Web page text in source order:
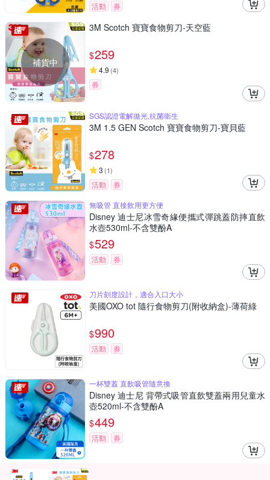
活動 券
補貨中
3M Scotch 寶寶食物剪刀-天空藍
$259
4.9 (4)
券
SGS認證電解拋光,抗菌衛生
3M 1.5 GEN Scotch 寶寶食物剪刀-寶貝藍
$278
3 (1)
活動
券
無吸管 直接飲用更方便
Disney 迪士尼冰雪奇緣便攜式彈跳蓋防摔直飲
水壺530ml-不含雙酚A
$529
活動 券
刀片刻度設計，適合入口大小
美國OXO tot 隨行食物剪刀(附收納盒)-薄荷綠
$990
活動 券
一杯雙蓋 直飲吸管隨意換
Disney 迪士尼 背帶式吸管直飲雙蓋兩用兒童水
壺520ml-不含雙酚A
$449
活動 券